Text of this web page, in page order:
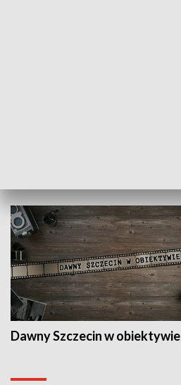
Dawny Szczecin w obiektywie